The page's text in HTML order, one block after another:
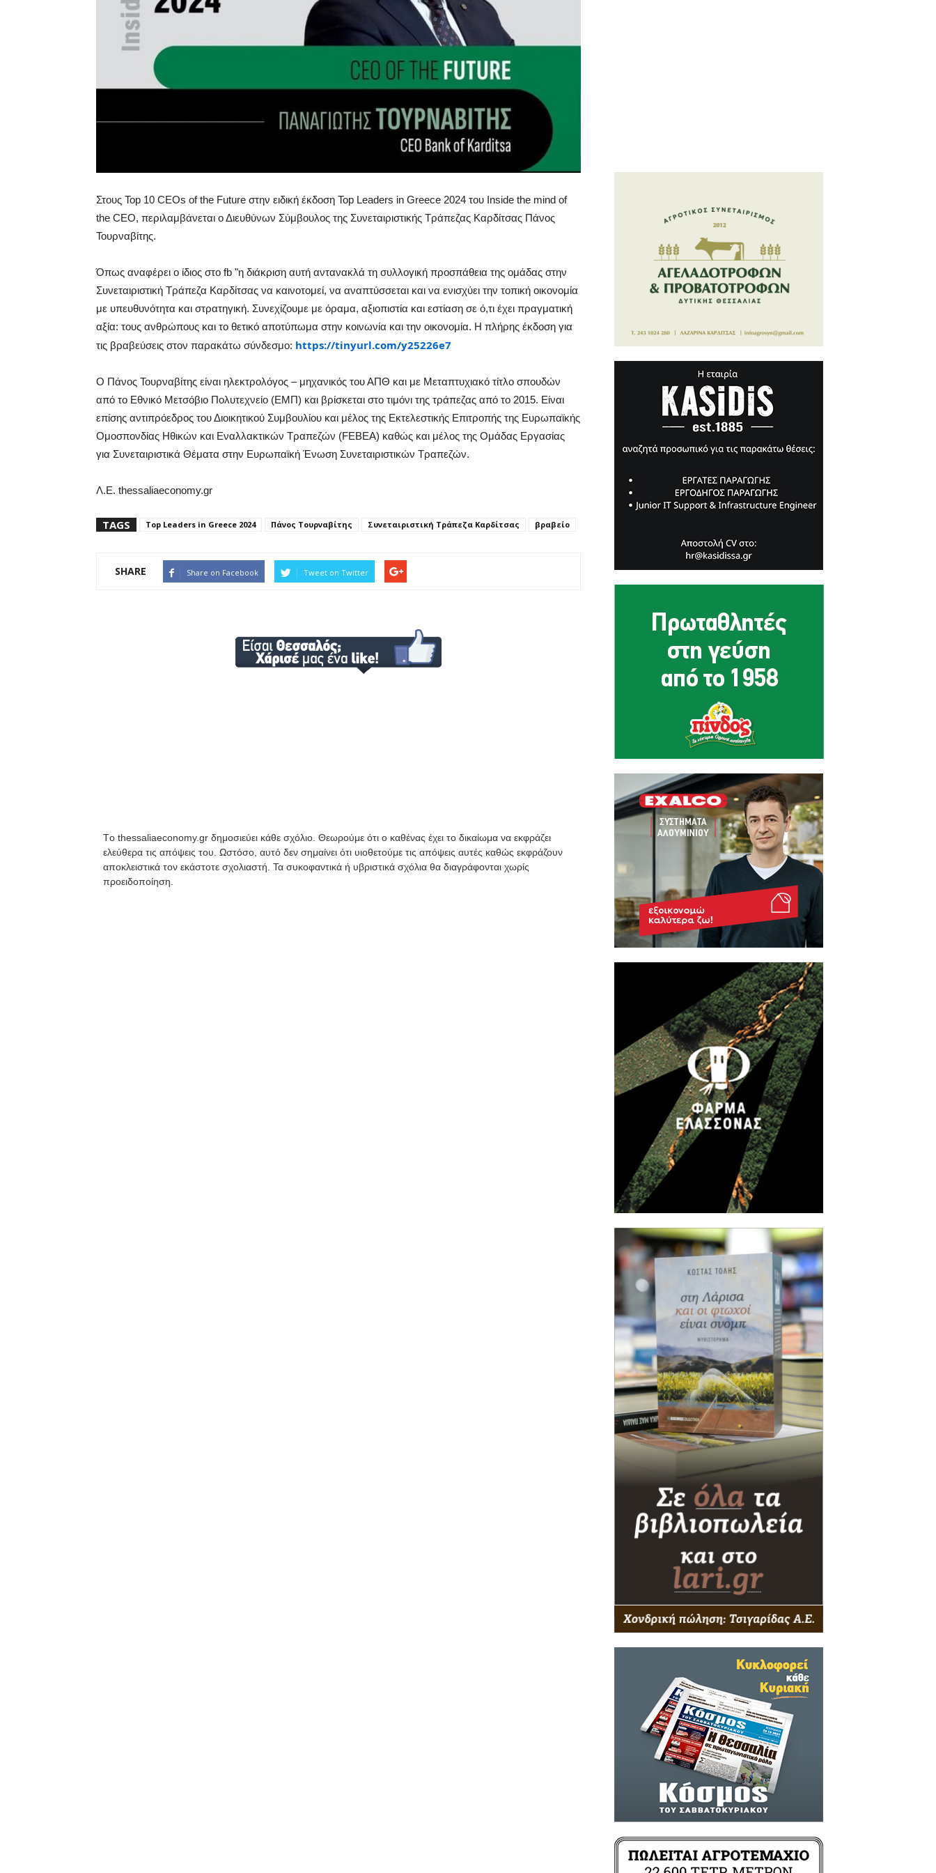
Στους Top 10 CEOs of the Future στην ειδική έκδοση Top Leaders in Greece 2024 του Inside the mind of
the CEO, περιλαμβάνεται ο Διευθύνων Σύμβουλος της Συνεταιριστικής Τράπεζας Καρδίτσας Πάνος
Τουρναβίτης.
Όπως αναφέρει ο ίδιος στο fb "η διάκριση αυτή αντανακλά τη συλλογική προσπάθεια της ομάδας στην
Συνεταιριστική Τράπεζα Καρδίτσας να καινοτομεί, να αναπτύσσεται και να ενισχύει την τοπική οικονομία
με υπευθυνότητα και στρατηγική. Συνεχίζουμε με όραμα, αξιοπιστία και εστίαση σε ό,τι έχει πραγματική
αξία: τους ανθρώπους και το θετικό αποτύπωμα στην κοινωνία και την οικονομία. Η πλήρης έκδοση για
τις βραβεύσεις στον παρακάτω σύνδεσμο: https://tinyurl.com/y25226e7
Ο Πάνος Τουρναβίτης είναι ηλεκτρολόγος – μηχανικός του ΑΠΘ και με Μεταπτυχιακό τίτλο σπουδών
από το Εθνικό Μετσόβιο Πολυτεχνείο (ΕΜΠ) και βρίσκεται στο τιμόνι της τράπεζας από το 2015. Είναι
επίσης αντιπρόεδρος του Διοικητικού Συμβουλίου και μέλος της Εκτελεστικής Επιτροπής της Ευρωπαϊκής
Ομοσπονδίας Ηθικών και Εναλλακτικών Τραπεζών (FEBEA) καθώς και μέλος της Ομάδας Εργασίας
για Συνεταιριστικά Θέματα στην Ευρωπαϊκή Ένωση Συνεταιριστικών Τραπεζών.
Λ.Ε. thessaliaeconomy.gr
TAGS Top Leaders in Greece 2024 Πάνος Τουρναβίτης Συνεταιριστική Τράπεζα Καρδίτσας βραβείο
SHARE Share on Facebook Tweet on Twitter
Tο thessaliaeconomy.gr δημοσιεύει κάθε σχόλιο. Θεωρούμε ότι ο καθένας έχει το δικαίωμα να εκφράζει
ελεύθερα τις απόψεις του. Ωστόσο, αυτό δεν σημαίνει ότι υιοθετούμε τις απόψεις αυτές καθώς εκφράζουν
αποκλειστικά τον εκάστοτε σχολιαστή. Τα συκοφαντικά ή υβριστικά σχόλια θα διαγράφονται χωρίς
προειδοποίηση.